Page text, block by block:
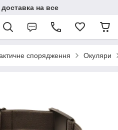
на все
спорядження Окуляри